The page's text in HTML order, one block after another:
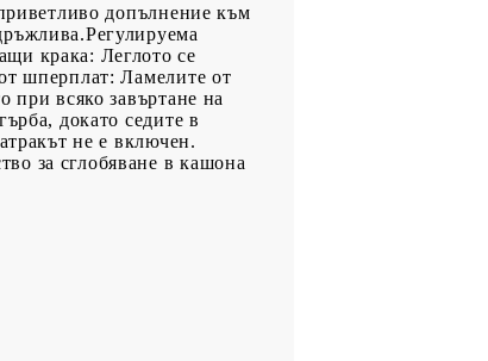
допълнение към
крака: Леглото се
шперплат: Ламелите от
при всяко завъртане на
докато седите в
не е включен.
за сглобяване в кашона